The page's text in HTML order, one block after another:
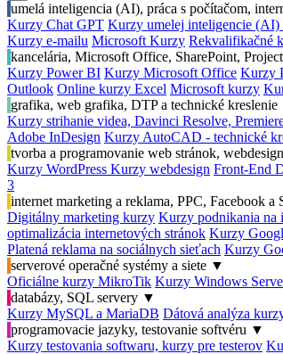
umelá inteligencia (AI), práca s počítačom,
Kurzy Chat GPT Kurzy umelej inteligencie (AI)
Kurzy e-mailu Microsoft Kurzy Rekvalifikačné
kancelária, Microsoft Office, SharePoint,
Kurzy Power BI Kurzy Microsoft Office Kurzy
Outlook Online kurzy Excel Microsoft kurzy
grafika, web grafika, DTP a technické kreslenie
Kurzy strihanie videa, Davinci Resolve,
Adobe InDesign Kurzy AutoCAD - technické
tvorba a programovanie web stránok, webdesign
Kurzy WordPress Kurzy webdesign Front-End
3
internet marketing a reklama, PPC, Facebook a
Digitálny marketing kurzy Kurzy podnikania na
optimalizácia internetových stránok Kurzy
Platená reklama na sociálnych sieťach Kurzy
serverové operačné systémy a siete ▼
Oficiálne kurzy MikroTik Kurzy Windows
databázy, SQL servery ▼
Kurzy MySQL a MariaDB Dátová analýza
programovacie jazyky, testovanie softvéru ▼
Kurzy testovania softwaru, kurzy pre testerov